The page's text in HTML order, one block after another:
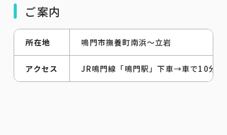
ご案内
所在地 鳴門市撫養町南浜～立岩
アクセス JR鳴門線「鳴門駅」下車→車で10分